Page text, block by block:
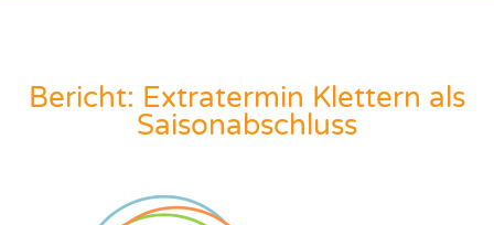
Bericht: Extratermin Klettern als
Saisonabschluss